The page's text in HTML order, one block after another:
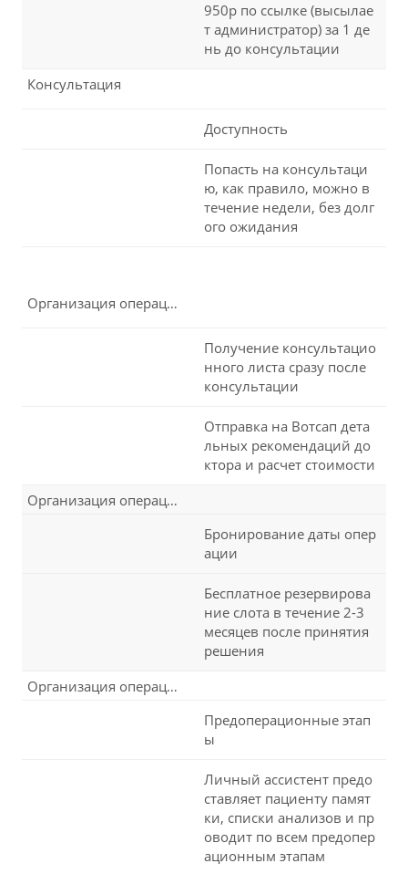
950р по ссылке (высылае
т администратор) за 1 де
нь до консультации
Консультация
Доступность
Попасть на консультаци
ю, как правило, можно в
течение недели, без долг
ого ожидания
Организация операции
Получение консультацио
нного листа сразу после
консультации
Отправка на Вотсап дета
льных рекомендаций до
ктора и расчет стоимости
Организация операции
Бронирование даты опер
ации
Бесплатное резервирова
ние слота в течение 2-3
месяцев после принятия
решения
Организация операции
Предоперационные этап
ы
Личный ассистент предо
ставляет пациенту памят
ки, списки анализов и пр
оводит по всем предопер
ационным этапам